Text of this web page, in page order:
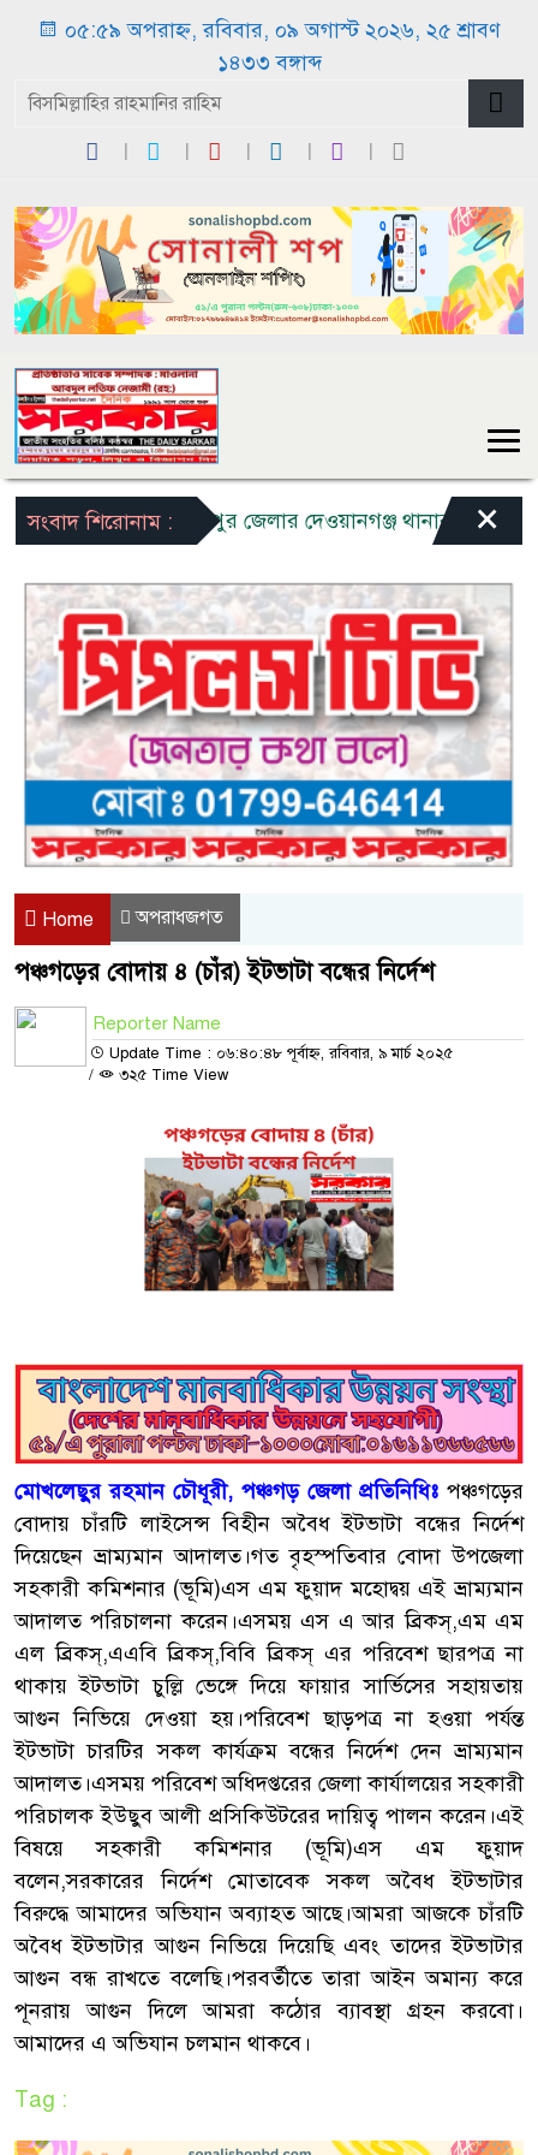
০৫:৫৯ অপরাহ্ন, রবিবার, ০৯ অগাস্ট ২০২৬, ২৫ শ্রাবণ
১৪৩৩ বঙ্গাব্দ
সংবাদ শিরোনাম :জামালপুর জেলার দেওয়ানগঞ্জ থানার দেওয়ানগঞ্জ
×
Home অপরাধজগত
পঞ্চগড়ের বোদায় ৪ (চাঁর) ইটভাটা বন্ধের নির্দেশ
Reporter Name
Update Time : ০৬:৪০:৪৮ পূর্বাহ্ন, রবিবার, ৯ মার্চ ২০২৫
/
৩২৫ Time View
মোখলেছুর রহমান চৌধূরী, পঞ্চগড় জেলা প্রতিনিধিঃ পঞ্চগড়ের
বোদায় চাঁরটি লাইসেন্স বিহীন অবৈধ ইটভাটা বন্ধের নির্দেশ
দিয়েছেন ভ্রাম‍্যমান আদালত।গত বৃহস্পতিবার বোদা উপজেলা
সহকারী কমিশনার (ভূমি)এস এম ফুয়াদ মহোদ্বয় এই ভ্রাম‍্যমান
আদালত পরিচালনা করেন।এসময় এস এ আর ব্রিকস্,এম এম
এল ব্রিকস্,এএবি ব্রিকস্,বিবি ব্রিকস্ এর পরিবেশ ছারপত্র না
থাকায় ইটভাটা চুল্লি ভেঙ্গে দিয়ে ফায়ার সার্ভিসের সহায়তায়
আগুন নিভিয়ে দেওয়া হয়।পরিবেশ ছাড়পত্র না হওয়া পর্যন্ত
ইটভাটা চারটির সকল কার্যক্রম বন্ধের নির্দেশ দেন ভ্রাম‍্যমান
আদালত।এসময় পরিবেশ অধিদপ্তরের জেলা কার্যালয়ের সহকারী
পরিচালক ইউছুব আলী প্রসিকিউটরের দায়িত্ব পালন করেন।এই
বিষয়ে সহকারী কমিশনার (ভূমি)এস এম ফুয়াদ
বলেন,সরকারের নির্দেশ মোতাবেক সকল অবৈধ ইটভাটার
বিরুদ্ধে আমাদের অভিযান অব‍্যাহত আছে।আমরা আজকে চাঁরটি
অবৈধ ইটভাটার আগুন নিভিয়ে দিয়েছি এবং তাদের ইটভাটার
আগুন বন্ধ রাখতে বলেছি।পরবর্তীতে তারা আইন অমান‍্য করে
পূনরায় আগুন দিলে আমরা কঠোর ব‍্যাবস্থা গ্রহন করবো।
আমাদের এ অভিযান চলমান থাকবে।
Tag :